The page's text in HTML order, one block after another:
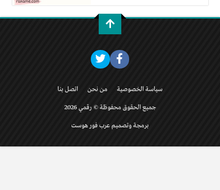
سياسة الخصوصية من نحن اتصل بنا
جميع الحقوق محفوظة © رقمي 2026
برمجة وتصميم عرب فور هوست